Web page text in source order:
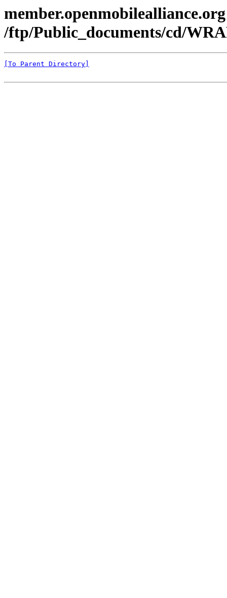
/ftp/Public_documents/cd/
[To Parent Directory]